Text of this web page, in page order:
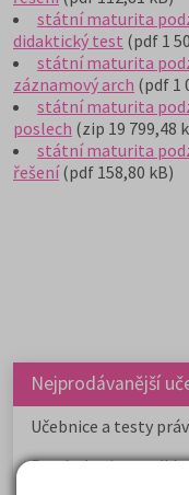
státní maturita
didaktický test (pdf 1
státní maturita
záznamový arch (pdf 1
státní maturita
poslech (zip 19 799,48
státní maturita
řešení(pdf 158,80 kB)
Nejprodávanější
Učebnice a testy
Psychologie -